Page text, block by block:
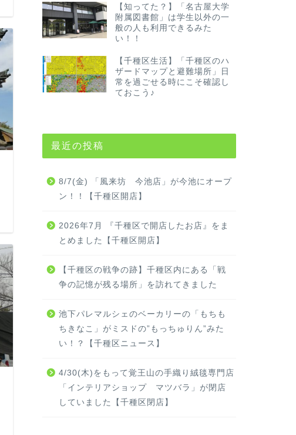
【知ってた？】「名古屋大学
附属図書館」は学生以外の一
般の人も利用できるみた
い！！
【千種区生活】「千種区のハ
ザードマップと避難場所」日
常を過ごせる時にこそ確認し
ておこう♪
最近の投稿
8/7(金) 「風来坊 今池店」が今池にオープ
ン！！【千種区開店】
2026年7月 『千種区で開店したお店』をま
とめました【千種区開店】
【千種区の戦争の跡】千種区内にある「戦
争の記憶が残る場所」を訪れてきました
池下パレマルシェのベーカリーの「もちも
ちきなこ」がミスドの”もっちゅりん”みた
い！？【千種区ニュース】
4/30(木)をもって覚王山の手織り絨毯専門店
「インテリアショップ マツバラ」が閉店
していました【千種区閉店】